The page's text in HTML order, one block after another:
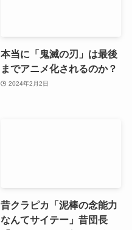
本当に「鬼滅の刃」は最後
までアニメ化されるのか？
2024年2月2日
昔クラピカ「泥棒の念能力
なんてサイテー」昔団長